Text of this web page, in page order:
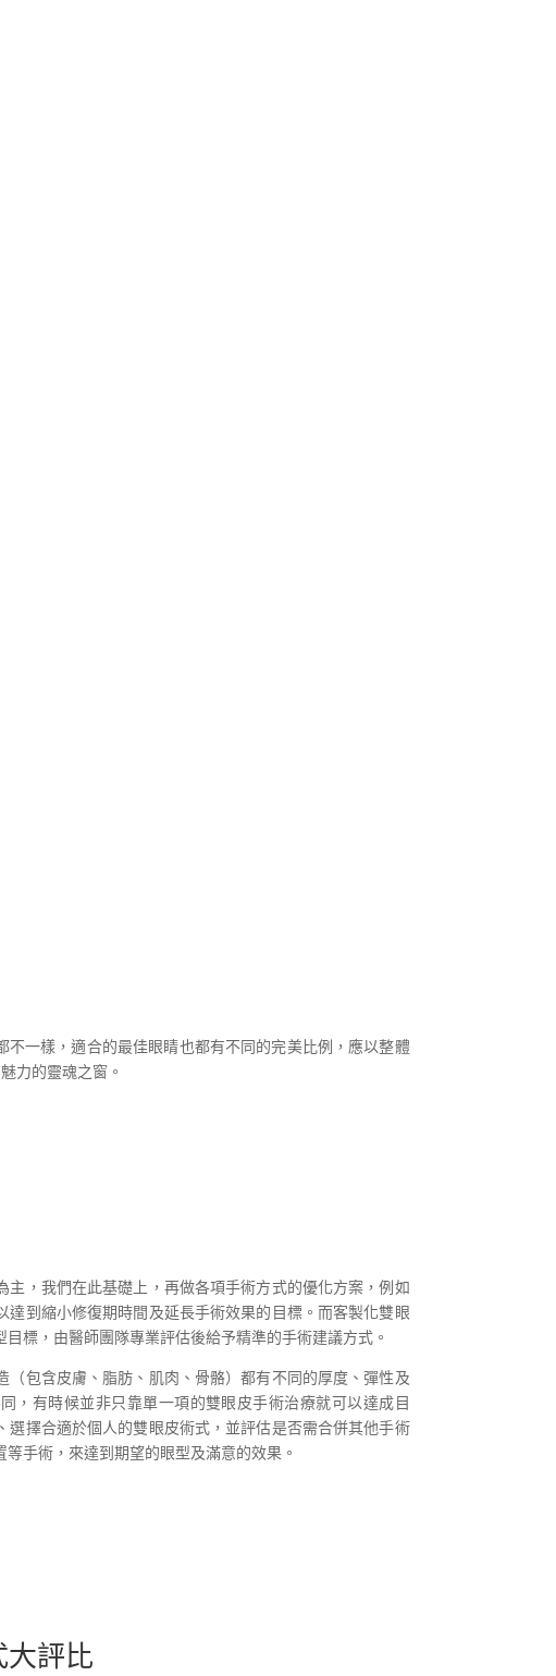
一樣，適合的最佳眼睛也都有不同的完美比例，應以整體
力的靈魂之窗。
，我們在此基礎上，再做各項手術方式的優化方案，例如
到縮小修復期時間及延長手術效果的目標。而客製化雙眼
標，由醫師團隊專業評估後給予精準的手術建議方式。
包含皮膚、脂肪、肌肉、骨骼）都有不同的厚度、彈性及
，有時候並非只靠單一項的雙眼皮手術治療就可以達成目
選擇合適於個人的雙眼皮術式，並評估是否需合併其他手術
手術，來達到期望的眼型及滿意的效果。
評比